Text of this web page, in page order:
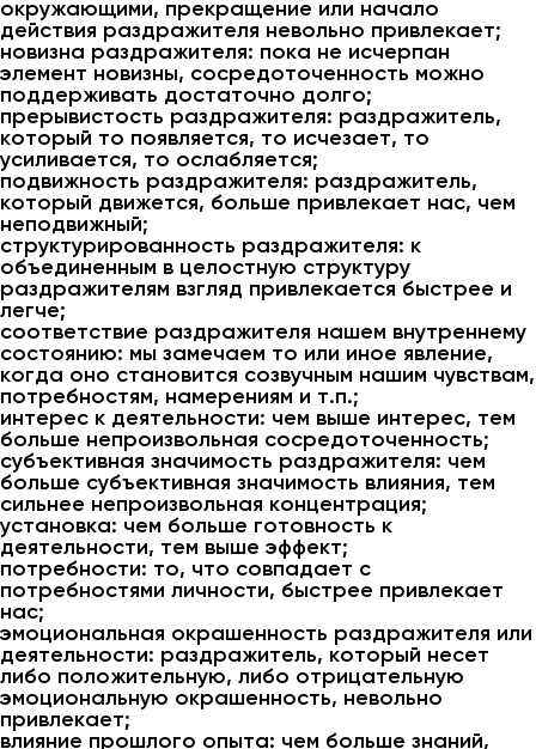
окружающими, прекращение или начало
действия раздражителя невольно привлекает;
новизна раздражителя: пока не исчерпан
элемент новизны, сосредоточенность можно
поддерживать достаточно долго;
прерывистость раздражителя: раздражитель,
который то появляется, то исчезает, то
усиливается, то ослабляется;
подвижность раздражителя: раздражитель,
который движется, больше привлекает нас, чем
неподвижный;
структурированность раздражителя: к
объединенным в целостную структуру
раздражителям взгляд привлекается быстрее и
легче;
соответствие раздражителя нашем внутреннему
состоянию: мы замечаем то или иное явление,
когда оно становится созвучным нашим чувствам,
потребностям, намерениям и т.п.;
интерес к деятельности: чем выше интерес, тем
больше непроизвольная сосредоточенность;
субъективная значимость раздражителя: чем
больше субъективная значимость влияния, тем
сильнее непроизвольная концентрация;
установка: чем больше готовность к
деятельности, тем выше эффект;
потребности: то, что совпадает с
потребностями личности, быстрее привлекает
нас;
эмоциональная окрашенность раздражителя или
деятельности: раздражитель, который несет
либо положительную, либо отрицательную
эмоциональную окрашенность, невольно
привлекает;
влияние прошлого опыта: чем больше знаний,